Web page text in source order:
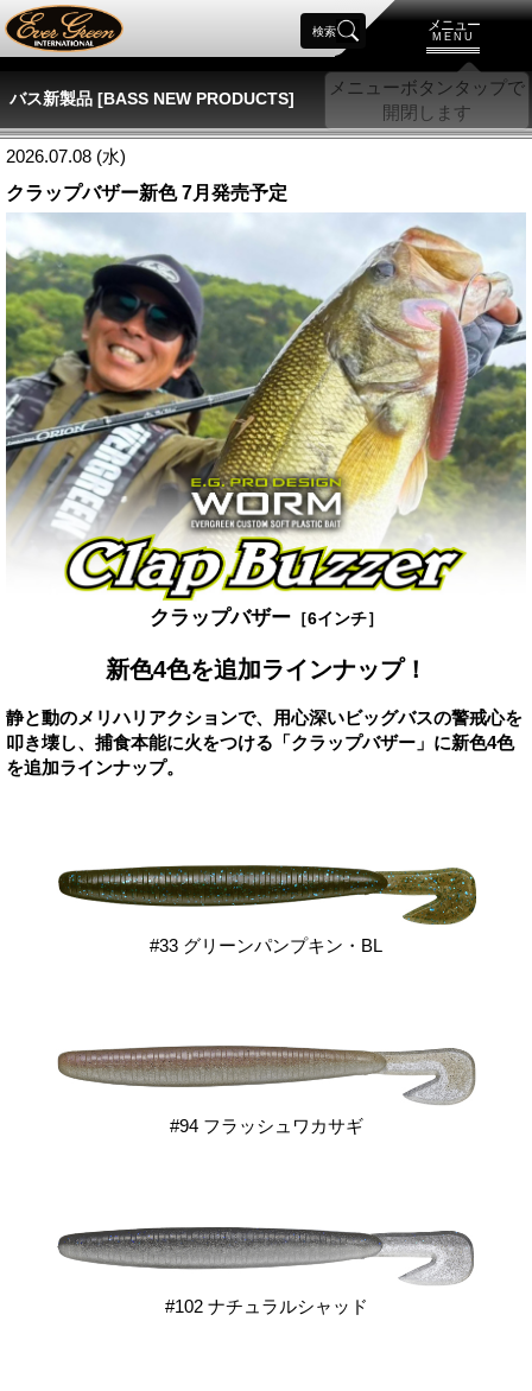
メニュー
MENU
検索
バス新製品 [BASS NEW PRODUCTS]
2026.07.08 (水)
クラップバザー新色 7月発売予定
クラップバザー［6インチ］
新色4色を追加ラインナップ！
静と動のメリハリアクションで、用心深いビッグバスの警戒心を
叩き壊し、捕食本能に火をつける「クラップバザー」に新色4色
を追加ラインナップ。
#33 グリーンパンプキン・BL
#94 フラッシュワカサギ
#102 ナチュラルシャッド